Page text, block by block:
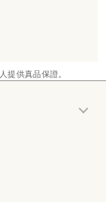
提供真品保證。